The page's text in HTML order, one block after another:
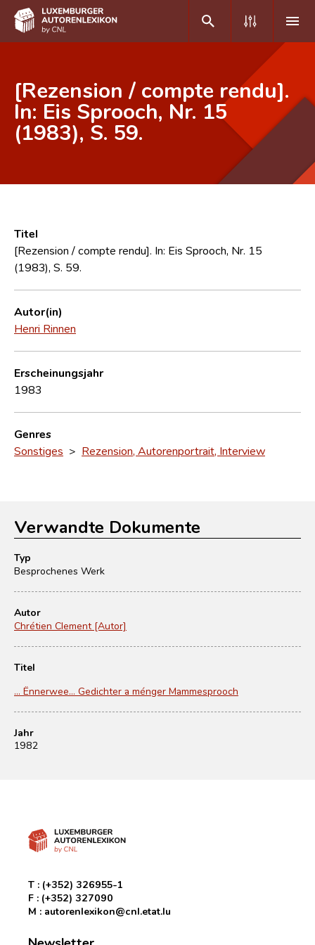
DE FR
Home
Erweiterte Suche
CNL
Forschungsgruppe
[Rezension / compte rendu].
In: Eis Sprooch, Nr. 15
(1983), S. 59.
Titel
[Rezension / compte rendu]. In: Eis Sprooch, Nr. 15
(1983), S. 59.
Autor(in)
Henri Rinnen
Erscheinungsjahr
1983
Genres
Sonstiges > Rezension, Autorenportrait, Interview
Verwandte Dokumente
Typ
Besprochenes Werk
Autor
Chrétien Clement [Autor]
Titel
... Ënnerwee… Gedichter a ménger Mammesprooch
Jahr
1982
T : (+352) 326955-1
F : (+352) 327090
M : autorenlexikon@cnl.etat.lu